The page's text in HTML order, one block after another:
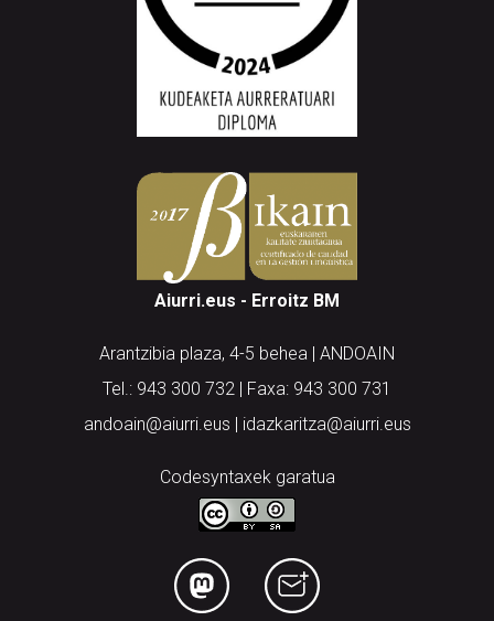
Aiurri.eus - Erroitz BM
Arantzibia plaza, 4-5 behea | ANDOAIN
Tel.: 943 300 732 | Faxa: 943 300 731
andoain@aiurri.eus | idazkaritza@aiurri.eus
Codesyntaxek garatua